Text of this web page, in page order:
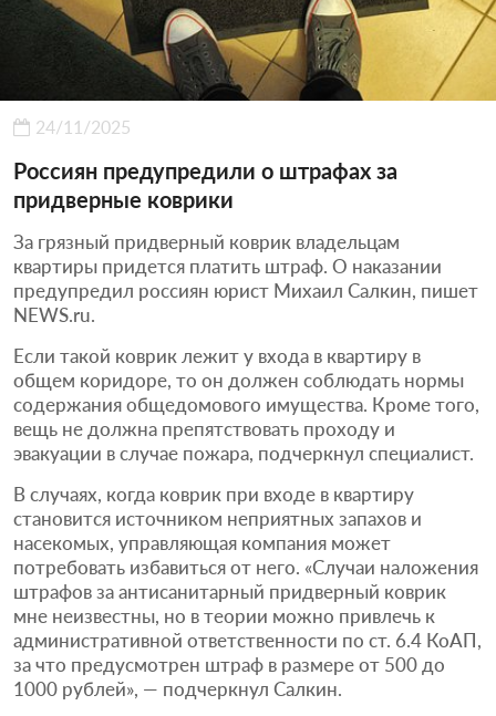
24/11/2025
Россиян предупредили о штрафах за
придверные коврики
За грязный придверный коврик владельцам
квартиры придется платить штраф. О наказании
предупредил россиян юрист Михаил Салкин, пишет
NEWS.ru.
Если такой коврик лежит у входа в квартиру в
общем коридоре, то он должен соблюдать нормы
содержания общедомового имущества. Кроме того,
вещь не должна препятствовать проходу и
эвакуации в случае пожара, подчеркнул специалист.
В случаях, когда коврик при входе в квартиру
становится источником неприятных запахов и
насекомых, управляющая компания может
потребовать избавиться от него. «Случаи наложения
штрафов за антисанитарный придверный коврик
мне неизвестны, но в теории можно привлечь к
административной ответственности по ст. 6.4 КоАП,
за что предусмотрен штраф в размере от 500 до
1000 рублей», — подчеркнул Салкин.